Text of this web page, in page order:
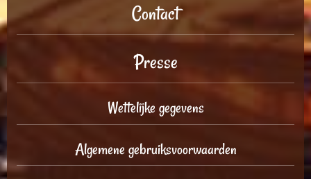
Contact
Presse
Wettelijke gegevens
Algemene gebruiksvoorwaarden